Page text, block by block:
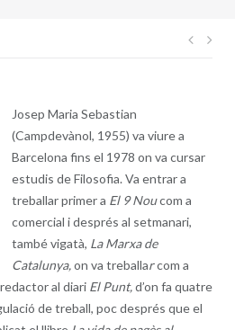
Josep Maria Sebastian
(Campdevànol, 1955) va viure a
Barcelona fins el 1978 on va cursar
estudis de Filosofia. Va entrar a
treballar primer a El 9 Noucom a
comercial i després al setmanari,
també vigatà, La Marxa de
Catalunya,on va treballarcom a
al diari El Punt,d’on fa quatre
de treball, poc després que el